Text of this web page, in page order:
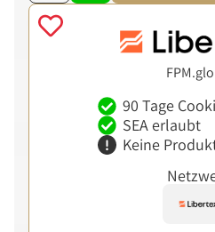
90 Tage
SEA erlaubt
Keine